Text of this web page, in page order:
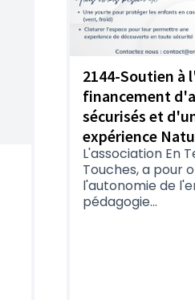
2144-Soutien
financement
sécurisés et
expérience
L'association En
Touches, a pour
l'autonomie de
pédagogie...